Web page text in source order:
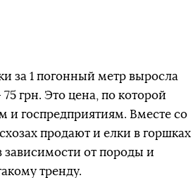
за 1 погонный метр выросла
грн. Это цена, по которой
и госпредприятиям. Вместе со
продают и елки в горшках
зависимости от породы и
тренду.